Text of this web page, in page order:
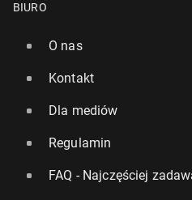
BIURO
O nas
Kontakt
Dla mediów
Regulamin
FAQ - Najczęściej